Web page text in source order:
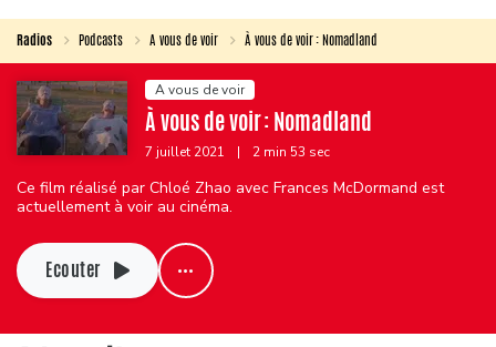
Radios Podcasts A vous de voir À vous de voir : Nomadland
A vous de voir
À vous de voir : Nomadland
7 juillet 2021 | 2 min 53 sec
Ce film réalisé par Chloé Zhao avec Frances McDormand est
actuellement à voir au cinéma.
Ecouter